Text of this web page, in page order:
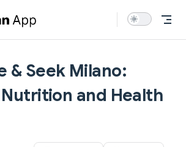
& Seek Milano:
and Health